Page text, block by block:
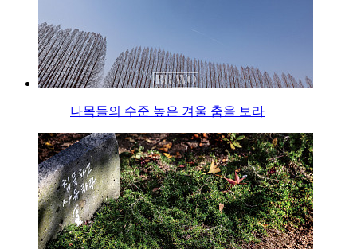
나목들의 수준 높은 겨울 춤을 보라